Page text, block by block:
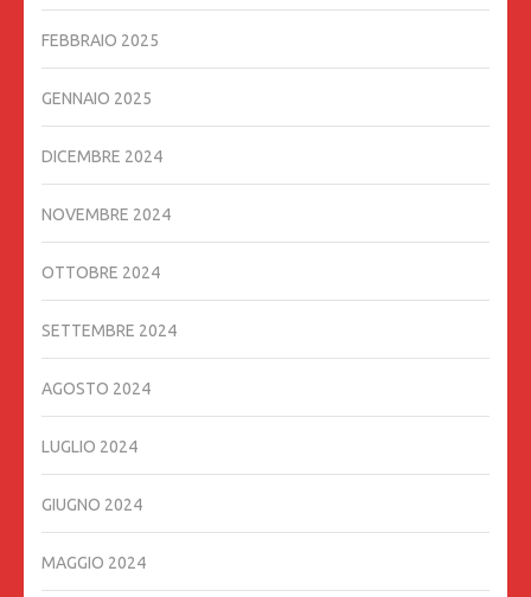
FEBBRAIO 2025
GENNAIO 2025
DICEMBRE 2024
NOVEMBRE 2024
OTTOBRE 2024
SETTEMBRE 2024
AGOSTO 2024
LUGLIO 2024
GIUGNO 2024
MAGGIO 2024